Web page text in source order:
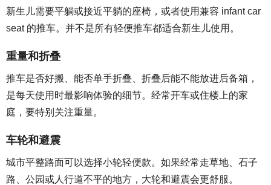
新生儿需要平躺或接近平躺的座椅，或者使用兼容 infant car
seat 的推车。并不是所有轻便推车都适合新生儿使用。
重量和折叠
推车是否好搬、能否单手折叠、折叠后能不能放进后备箱，
是每天使用时最影响体验的细节。经常开车或住楼上的家
庭，要特别关注重量。
车轮和避震
城市平整路面可以选择小轮轻便款。如果经常走草地、石子
路、公园或人行道不平的地方，大轮和避震会更舒服。